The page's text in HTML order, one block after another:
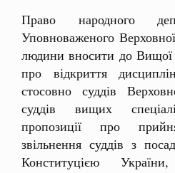
Право народного
Уповноваженого
людини вносити до Вищої
про відкриття
стосовно суддів
суддів вищих
пропозиції про
звільнення суддів з
Конституцією